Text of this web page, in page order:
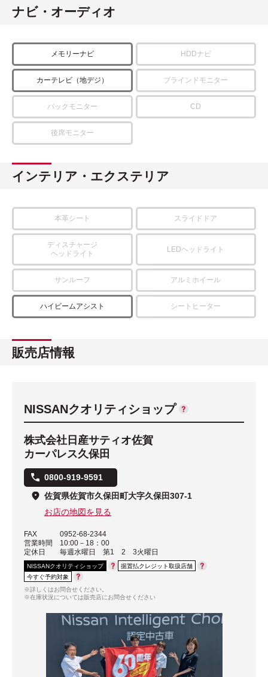
ナビ・オーディオ
メモリーナビ HDDナビ
カーテレビ（地デジ） ブラインドモニター
バックモニター CD
後席モニター
インテリア・エクステリア
本革シート スライドドア
ディスチャージ
ヘッドライト
LEDヘッドライト
サンルーフ アルミホイール
ハイビームアシスト シートヒーター
販売店情報
NISSANクオリティショップ
株式会社日産サティオ佐賀
カーパレス久保田
0800-919-9591
佐賀県佐賀市久保田町大字久保田307-1
お店の地図を見る
FAX
0952-68-2344
営業時間
10:00－18：00
定休日
毎週水曜日 第1 2 3火曜日
NISSANクオリティショップ
据置払クレジット取扱店舗
今すぐ予約対象
※詳しくはお問合せください。
※在庫状況については販売店にお問合せください